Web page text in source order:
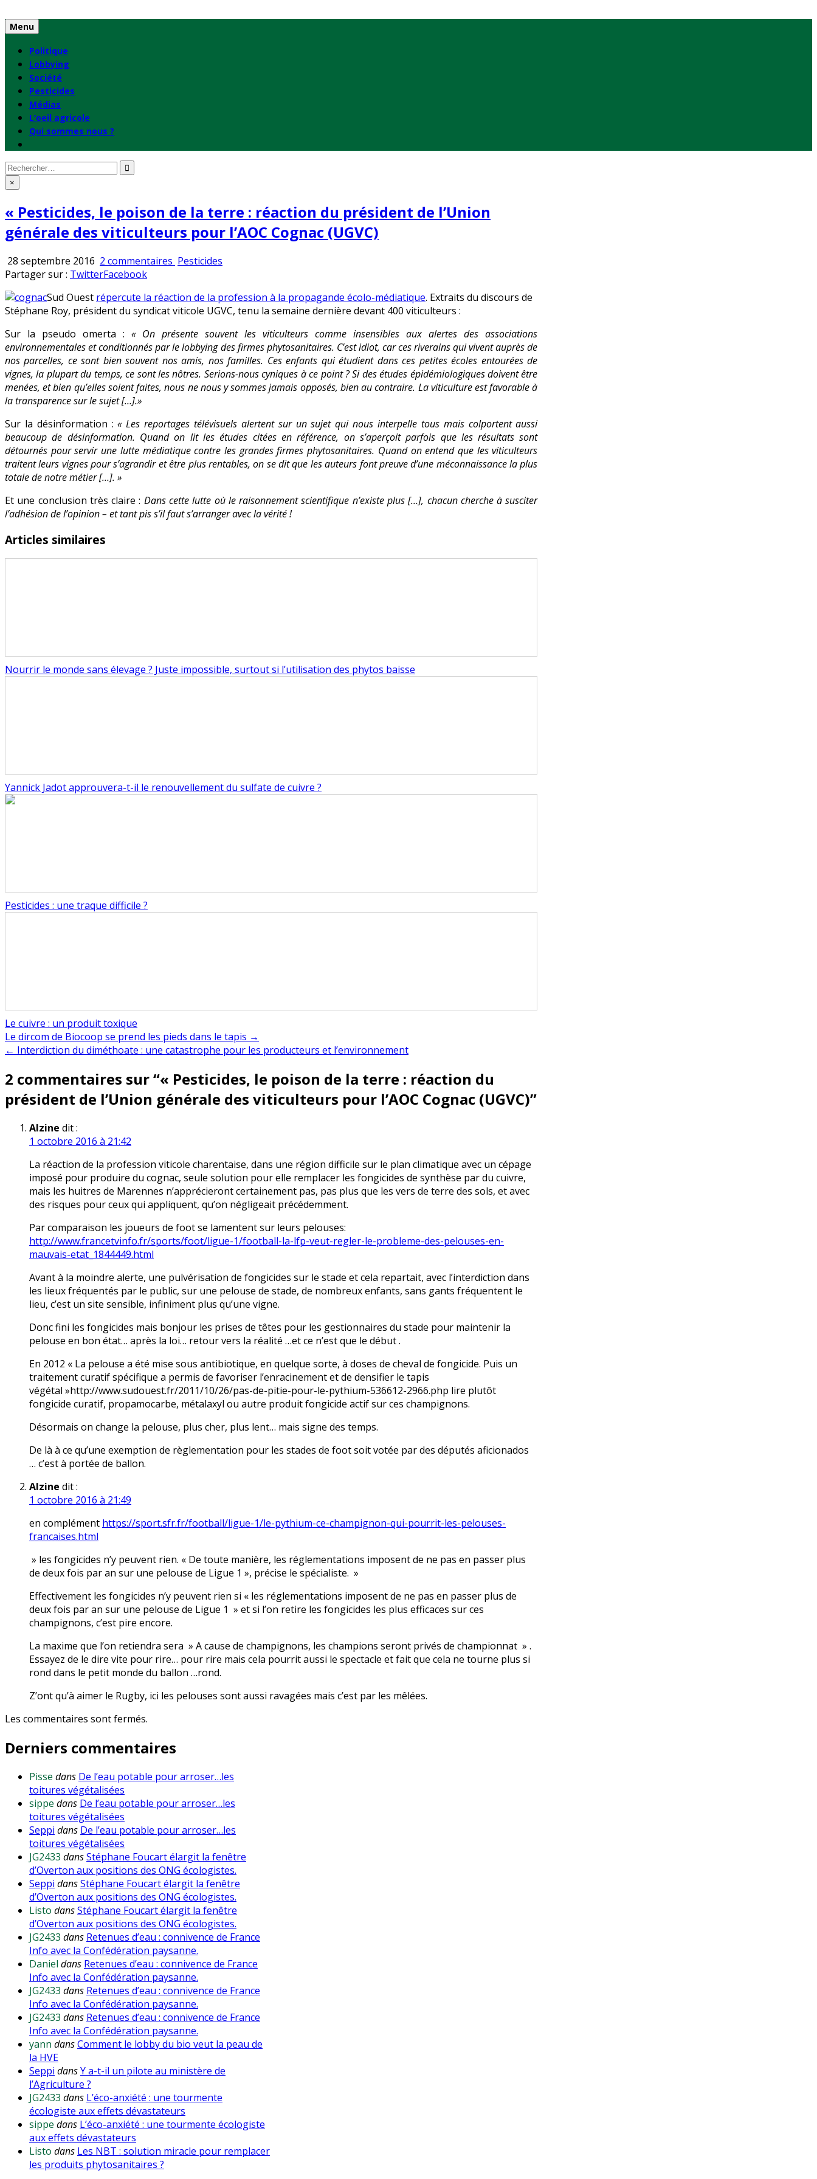
to
content
Menu
Politique
Lobbying
Société
Pesticides
Médias
L’oeil agricole
Qui sommes nous ?
Rechercher
: ×
« Pesticides, le poison de la terre : réaction du président de l’Union
générale des viticulteurs pour l’AOC Cognac (UGVC)
28 septembre 2016 2 commentaires sur
le
poison
de
la
terre
:
réaction
du
de
l’Union
générale
des
viticulteurs
l’AOC
Cognac
Publié
Pesticides
Partager sur : TwitterFacebook
Sud Ouest répercute la réaction de la profession à la propagande écolo-médiatique. Extraits du discours de
Stéphane Roy, président du syndicat viticole UGVC, tenu la semaine dernière devant 400 viticulteurs :
Sur la pseudo omerta :« On présente souvent les viticulteurs comme insensibles aux alertes des associations
environnementales et conditionnés par le lobbying des firmes phytosanitaires. C’est idiot, car ces riverains qui vivent auprès de
nos parcelles, ce sont bien souvent nos amis, nos familles. Ces enfants qui étudient dans ces petites écoles entourées de
vignes, la plupart du temps, ce sont les nôtres. Serions-nous cyniques à ce point ? Si des études épidémiologiques doivent être
menées, et bien qu’elles soient faites, nous ne nous y sommes jamais opposés, bien au contraire. La viticulture est favorable à
la transparence sur le sujet […].»
Sur la désinformation :« Les reportages télévisuels alertent sur un sujet qui nous interpelle tous mais colportent aussi
beaucoup de désinformation. Quand on lit les études citées en référence, on s’aperçoit parfois que les résultats sont
détournés pour servir une lutte médiatique contre les grandes firmes phytosanitaires. Quand on entend que les viticulteurs
traitent leurs vignes pour s’agrandir et être plus rentables, on se dit que les auteurs font preuve d’une méconnaissance la plus
totale de notre métier […]. »
Et une conclusion très claire : Dans cette lutte où le raisonnement scientifique n’existe plus […], chacun cherche à susciter
l’adhésion de l’opinion – et tant pis s’il faut s’arranger avec la vérité !
Articles similaires
Nourrir le monde sans élevage ? Juste impossible, surtout si l’utilisation des phytos baisse
Yannick Jadot approuvera-t-il le renouvellement du sulfate de cuivre ?
Pesticides : une traque difficile ?
Le cuivre : un produit toxique
Navigation
de
l’article
Le dircom de Biocoop se prend les pieds dans le tapis →
← Interdiction du diméthoate : une catastrophe pour les producteurs et l’environnement
2 commentaires sur “« Pesticides, le poison de la terre : réaction du
président de l’Union générale des viticulteurs pour l’AOC Cognac (UGVC)”
Alzine dit :
1 octobre 2016 à 21:42
La réaction de la profession viticole charentaise, dans une région difficile sur le plan climatique avec un cépage
imposé pour produire du cognac, seule solution pour elle remplacer les fongicides de synthèse par du cuivre,
mais les huitres de Marennes n’apprécieront certainement pas, pas plus que les vers de terre des sols, et avec
des risques pour ceux qui appliquent, qu’on négligeait précédemment.
Par comparaison les joueurs de foot se lamentent sur leurs pelouses:
http://www.francetvinfo.fr/sports/foot/ligue-1/football-la-lfp-veut-regler-le-probleme-des-pelouses-en-
mauvais-etat_1844449.html
Avant à la moindre alerte, une pulvérisation de fongicides sur le stade et cela repartait, avec l’interdiction dans
les lieux fréquentés par le public, sur une pelouse de stade, de nombreux enfants, sans gants fréquentent le
lieu, c’est un site sensible, infiniment plus qu’une vigne.
Donc fini les fongicides mais bonjour les prises de têtes pour les gestionnaires du stade pour maintenir la
pelouse en bon état… après la loi… retour vers la réalité …et ce n’est que le début .
En 2012 « La pelouse a été mise sous antibiotique, en quelque sorte, à doses de cheval de fongicide. Puis un
traitement curatif spécifique a permis de favoriser l’enracinement et de densifier le tapis
végétal »http://www.sudouest.fr/2011/10/26/pas-de-pitie-pour-le-pythium-536612-2966.php lire plutôt
fongicide curatif, propamocarbe, métalaxyl ou autre produit fongicide actif sur ces champignons.
Désormais on change la pelouse, plus cher, plus lent… mais signe des temps.
De là à ce qu’une exemption de règlementation pour les stades de foot soit votée par des députés aficionados
… c’est à portée de ballon.
Alzine dit :
1 octobre 2016 à 21:49
en complément https://sport.sfr.fr/football/ligue-1/le-pythium-ce-champignon-qui-pourrit-les-pelouses-
francaises.html
» les fongicides n’y peuvent rien. « De toute manière, les réglementations imposent de ne pas en passer plus
de deux fois par an sur une pelouse de Ligue 1 », précise le spécialiste. »
Effectivement les fongicides n’y peuvent rien si « les réglementations imposent de ne pas en passer plus de
deux fois par an sur une pelouse de Ligue 1 » et si l’on retire les fongicides les plus efficaces sur ces
champignons, c’est pire encore.
La maxime que l’on retiendra sera » A cause de champignons, les champions seront privés de championnat » .
Essayez de le dire vite pour rire… pour rire mais cela pourrit aussi le spectacle et fait que cela ne tourne plus si
rond dans le petit monde du ballon …rond.
Z’ont qu’à aimer le Rugby, ici les pelouses sont aussi ravagées mais c’est par les mêlées.
Les commentaires sont fermés.
Derniers commentaires
Pisse dans De l’eau potable pour arroser…les
toitures végétalisées
sippe dans De l’eau potable pour arroser…les
toitures végétalisées
Seppi dans De l’eau potable pour arroser…les
toitures végétalisées
JG2433 dansStéphane Foucart élargit la fenêtre
d’Overton aux positions des ONG écologistes.
Seppi dansStéphane Foucart élargit la fenêtre
d’Overton aux positions des ONG écologistes.
Listo dansStéphane Foucart élargit la fenêtre
d’Overton aux positions des ONG écologistes.
JG2433 dans Retenues d’eau : connivence de France
Info avec la Confédération paysanne.
Daniel dans Retenues d’eau : connivence de France
Info avec la Confédération paysanne.
JG2433 dans Retenues d’eau : connivence de France
Info avec la Confédération paysanne.
JG2433 dans Retenues d’eau : connivence de France
Info avec la Confédération paysanne.
yann dansComment le lobby du bio veut la peau de
la HVE
Seppi dansY a-t-il un pilote au ministère de
l’Agriculture ?
JG2433 dans L’éco-anxiété : une tourmente
écologiste aux effets dévastateurs
sippe dans L’éco-anxiété : une tourmente écologiste
aux effets dévastateurs
Listo dans Les NBT : solution miracle pour remplacer
les produits phytosanitaires ?